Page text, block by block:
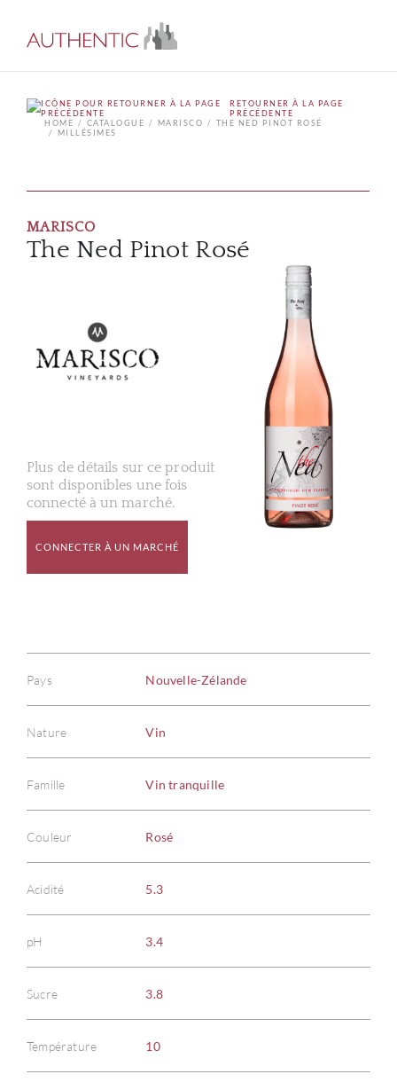
RETOURNER À LA PAGE
PRÉCÉDENTE
HOME
CATALOGUE MARISCO
THE NED PINOT ROSÉ
MILLÉSIMES
MARISCO
The Ned Pinot Rosé
Plus de détails sur ce produit
sont disponibles une fois
connecté à un marché.
CONNECTER À UN MARCHÉ
Pays Nouvelle-Zélande
Nature Vin
Famille Vin tranquille
Couleur Rosé
Acidité 5.3
pH 3.4
Sucre 3.8
Température 10